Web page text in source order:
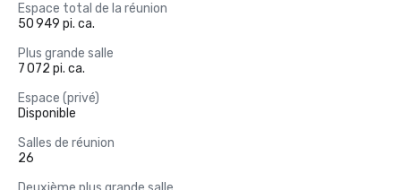
Espace total de la réunion
50 949 pi. ca.
Plus grande salle
7 072 pi. ca.
Espace (privé)
Disponible
Salles de réunion
26